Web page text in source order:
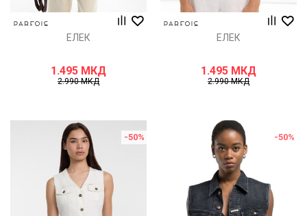
ЕЛЕК
1.495 МКД
2.990МКД
ЕЛЕК
1.495 МКД
2.990МКД
-50% -50%